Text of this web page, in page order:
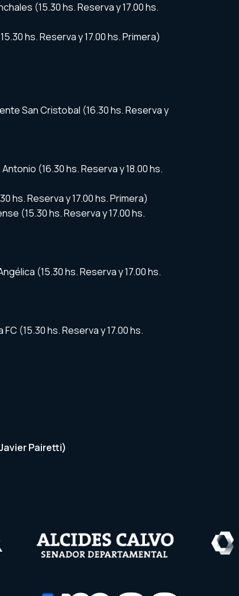
(15.30 hs. Reserva y 17.00 hs.
hs. Reserva y 17.00 hs. Primera)
San Cristobal (16.30 hs. Reserva y
(16.30 hs. Reserva y 18.00 hs.
hs. Reserva y 17.00 hs. Primera)
(15.30 hs. Reserva y 17.00 hs.
(15.30 hs. Reserva y 17.00 hs.
(15.30 hs. Reserva y 17.00 hs.
Pairetti)